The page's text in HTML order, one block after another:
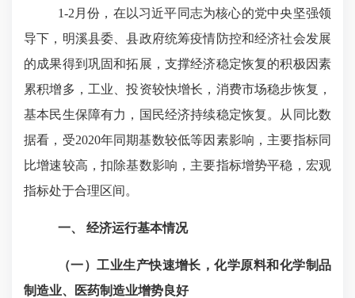
1-2月份，在以习近平同志为核心的党中央坚强领
导下，明溪县委、县政府统筹疫情防控和经济社会发展
的成果得到巩固和拓展，支撑经济稳定恢复的积极因素
累积增多，工业、投资较快增长，消费市场稳步恢复，
基本民生保障有力，国民经济持续稳定恢复。从同比数
据看，受2020年同期基数较低等因素影响，主要指标同
比增速较高，扣除基数影响，主要指标增势平稳，宏观
指标处于合理区间。
一、 经济运行基本情况
（一）工业生产快速增长，化学原料和化学制品
制造业、医药制造业增势良好